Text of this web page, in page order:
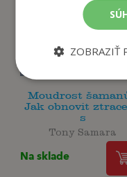
15
Moudrost
Jak obnovit
s
Tony Samara
Na sklade
ZOBRAZIŤ